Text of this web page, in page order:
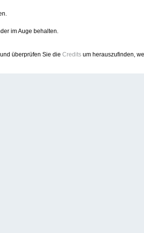
im Auge behalten.
und überprüfen Sie dieCredits um herauszufinden,